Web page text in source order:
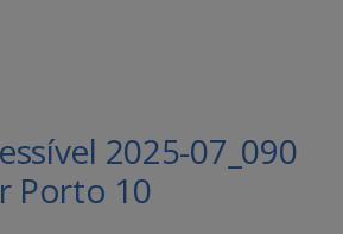
2025-07_090
Porto 10